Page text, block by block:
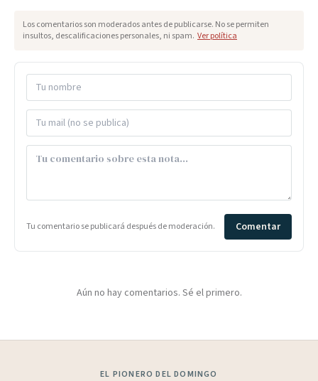
Los comentarios son moderados antes de publicarse. No se permiten
insultos, descalificaciones personales, ni spam. Ver política
Tu comentario se publicará después de moderación. Comentar
Aún no hay comentarios. Sé el primero.
EL PIONERO DEL DOMINGO